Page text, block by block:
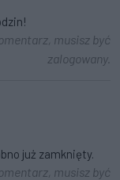
musisz być
zalogowany.
już zamknięty.
musisz być